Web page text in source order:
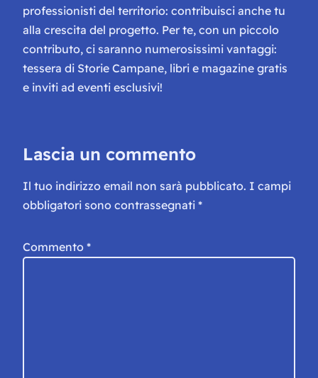
professionisti del territorio: contribuisci anche tu
alla crescita del progetto. Per te, con un piccolo
contributo, ci saranno numerosissimi vantaggi:
tessera di Storie Campane, libri e magazine gratis
e inviti ad eventi esclusivi!
Lascia un commento
Il tuo indirizzo email non sarà pubblicato. I campi
obbligatori sono contrassegnati *
Commento *